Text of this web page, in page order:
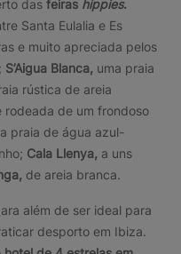
das feiras hippies.
Santa Eulalia e Es
e muito apreciada pelos
S’Aigua Blanca, uma praia
rústica de areia
rodeada de um frondoso
praia de água azul-
Cala Llenya, a uns
de areia branca.
além de ser ideal para
desporto em Ibiza.